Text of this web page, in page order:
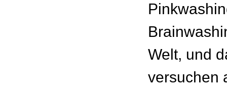
Welt, und
versuchen